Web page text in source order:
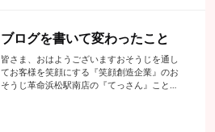
ブログを書いて変わったこと
皆さま、おはようございますおそうじを通し
てお客様を笑顔にする『笑顔創造企業』のお
そうじ革命浜松駅南店の『てっさん』こと代